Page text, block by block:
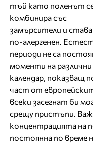
тъй като поленът
комбинира със
замърсители и
по-алергенен.
периоди не са
моменти на
календар, показващ
част от
всеки засегнат би
срещу пристъпи.
концентрацията на
постоянна по време